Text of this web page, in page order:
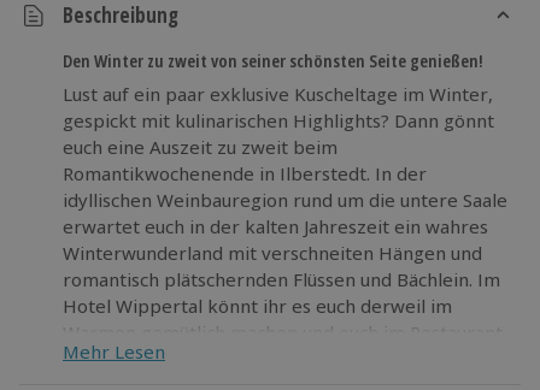
Beschreibung
Den Winter zu zweit von seiner schönsten Seite genießen!
Lust auf ein paar exklusive Kuscheltage im Winter,
gespickt mit kulinarischen Highlights? Dann gönnt
euch eine Auszeit zu zweit beim
Romantikwochenende in Ilberstedt. In der
idyllischen Weinbauregion rund um die untere Saale
erwartet euch in der kalten Jahreszeit ein wahres
Winterwunderland mit verschneiten Hängen und
romantisch plätschernden Flüssen und Bächlein. Im
Hotel Wippertal könnt ihr es euch derweil im
Warmen gemütlich machen und euch im Restaurant
kulinarisch verwöhnen lassen. Freut euch besonders
Mehr Lesen